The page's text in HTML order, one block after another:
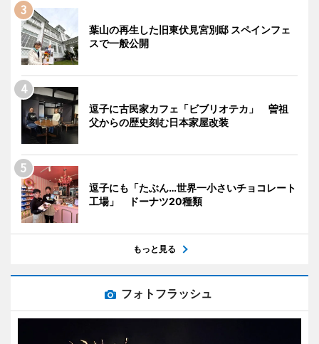
葉山の再生した旧東伏見宮別邸 スペインフェ
スで一般公開
逗子に古民家カフェ「ビブリオテカ」 曽祖
父からの歴史刻む日本家屋改装
逗子にも「たぶん…世界一小さいチョコレート
工場」 ドーナツ20種類
もっと見る
フォトフラッシュ